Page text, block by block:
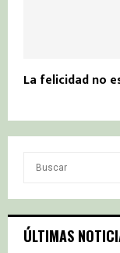
La felicidad no
c
h
ÚLTIMAS